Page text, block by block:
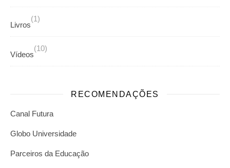
Livros
(1)
Vídeos
(10)
RECOMENDAÇÕES
Canal Futura
Globo Universidade
Parceiros da Educação